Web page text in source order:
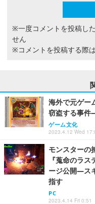
※一度コメントを投稿し
せん
※コメントを投稿する際は
海外で元ゲー
窃盗する事件
ゲーム文化
2023.4.12 Wed
モンスターの
『蒐命のラ
ージ公開―ス
指す
PC
2023.4.14 Fri 0:51